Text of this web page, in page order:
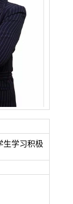
生学习积极